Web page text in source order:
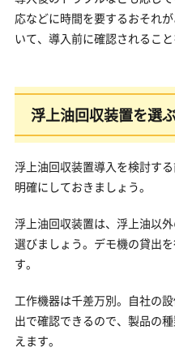
応などに時間を要するおそれ
いて、導入前に確認されること
浮上油回収装置を選
浮上油回収装置導入を検討す
明確にしておきましょう。
浮上油回収装置は、浮上油以
選びましょう。デモ機の貸出
す。
工作機器は千差万別。自社の
出で確認できるので、製品の
えます。